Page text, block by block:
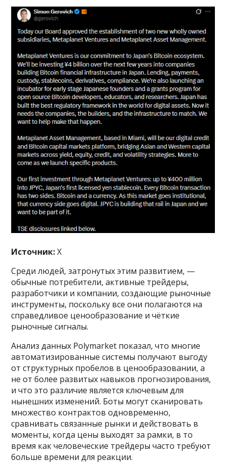
Источник:Х
Среди людей, затронутых этим развитием, —
обычные потребители, активные трейдеры,
разработчики и компании, создающие рыночные
инструменты, поскольку все они полагаются на
справедливое ценообразование и чёткие
рыночные сигналы.
Анализ данных Polymarket показал, что многие
автоматизированные системы получают выгоду
от структурных пробелов в ценообразовании, а
не от более развитых навыков прогнозирования,
и что это различие является ключевым для
нынешних изменений. Боты могут сканировать
множество контрактов одновременно,
сравнивать связанные рынки и действовать в
моменты, когда цены выходят за рамки, в то
время как человеческие трейдеры часто требуют
больше времени для реакции.